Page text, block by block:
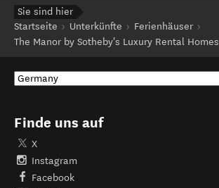
Sie sind hier
Startseite
Unterkünfte
Ferienhäuser
The Manor by Sotheby's Luxury Rental Homes
Finde uns auf
X
Instagram
Facebook